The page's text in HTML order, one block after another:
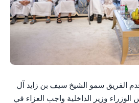
وام / قدم الفريق سمو الشيخ سيف بن زايد آل
وزير الداخلية واجب العزاء في